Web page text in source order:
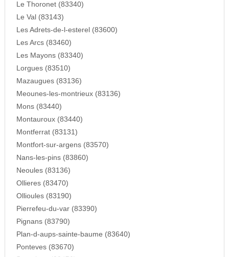
Le Thoronet (83340)
Le Val (83143)
Les Adrets-de-l-esterel (83600)
Les Arcs (83460)
Les Mayons (83340)
Lorgues (83510)
Mazaugues (83136)
Meounes-les-montrieux (83136)
Mons (83440)
Montauroux (83440)
Montferrat (83131)
Montfort-sur-argens (83570)
Nans-les-pins (83860)
Neoules (83136)
Ollieres (83470)
Ollioules (83190)
Pierrefeu-du-var (83390)
Pignans (83790)
Plan-d-aups-sainte-baume (83640)
Ponteves (83670)